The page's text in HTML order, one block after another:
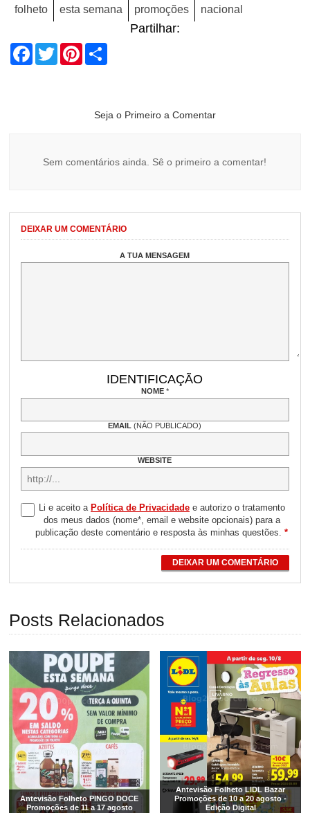
folheto esta semana promoções nacional
Partilhar:
Facebook
TwitterPinterest
Seja o Primeiro a Comentar
Sem comentários ainda. Sê o primeiro a comentar!
DEIXAR UM COMENTÁRIO
A TUA MENSAGEM
IDENTIFICAÇÃO
NOME *
EMAIL(NÃO PUBLICADO)
WEBSITE
Li e aceito a Política de Privacidadee autorizo o tratamento
dos meus dados (nome*, email e website opcionais) para a
publicação deste comentário e resposta às minhas questões.*
DEIXAR UM COMENTÁRIO
Posts Relacionados
Antevisão Folheto PINGO DOCE
Promoções de 11 a 17 agosto
Antevisão Folheto LIDL Bazar
Promoções de 10 a 20 agosto -
Edição Digital